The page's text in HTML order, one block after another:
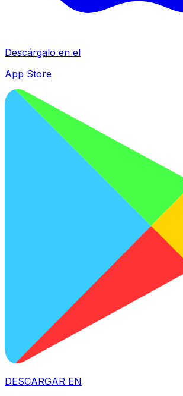
Descárgalo en el
App Store
DESCARGAR EN